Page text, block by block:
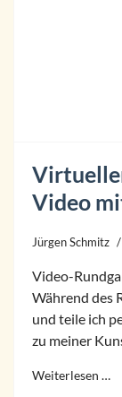
Video
Jürgen Schmitz
Video-
Während des
und teile ich
zu meiner
Weiterlesen …